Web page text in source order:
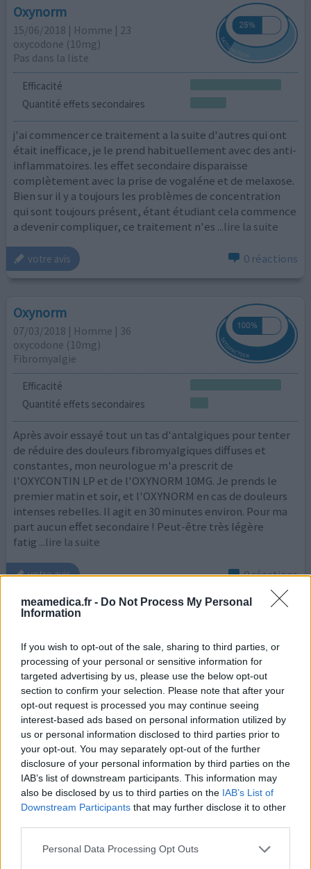
meamedica.fr - Do Not Process My Personal
Information
If you wish to opt-out of the sale, sharing to third parties, or
processing of your personal or sensitive information for
targeted advertising by us, please use the below opt-out
section to confirm your selection. Please note that after your
opt-out request is processed you may continue seeing
interest-based ads based on personal information utilized by
us or personal information disclosed to third parties prior to
your opt-out. You may separately opt-out of the further
disclosure of your personal information by third parties on the
IAB’s list of downstream participants. This information may
also be disclosed by us to third parties on the IAB’s List of
Downstream Participants that may further disclose it to other
Personal Data Processing Opt Outs
Oxynorm
15/06/2018 | Homme | 23
oxycodone (10mg)
Pas dans la liste
Efficacité
Quantité effets secondaires
j'ai commencer ce traitement a la suite d'autres qui ont
était inefficace, je le prend habituellement avec des anti-
inflammatoires. les effet secondaire disparaisse
complètement avec la prise de vogaléne et de melaxose.
Bien sur il y a toujours les problèmes de concentration
qui sont toujours présent, étant étudiant cela commence
a devenir compliquer, ce traitement n'es ...lire la suite
votre avis 0 réactions
Oxynorm
07/03/2018 | Homme | 36
oxycodone (10mg)
Fibromyalgie
Efficacité
Quantité effets secondaires
Après avoir essayé tout un tas d'antalgiques pour tenter
de réduire des douleurs fibromyalgiques diffuses et
constantes, mon neurologue m'a prescrit de
l'OXYCONTIN LP et de l'OXYNORM 10MG. Je prends le
premier matin et soir, et l'OXYNORM en cas de douleurs
intenses rebelles. Il agit en 30 minutes environ. Pour ma
part aucun effet secondaire ! Peut-être très légère
fatig ...lire la suite
votre avis 0 réactions
14/08/2017 | Homme | 36
oxycodone (10mg)
Pas dans la liste
Efficacité
Quantité effets secondaires
J'ai un abcès à une dent de sagesse, j'ai vu mon dentiste
qui m'a prescrit des anti-douleurs qui n'ont rien fait, je
suis donc allé en urgence chez le médecin qui m'a
prescrit d'autres antibio et de la morphine mais j'ai
toujours aussi mal !!! Rdv chez le stomato le 24 août
prochain pour 1er rdv avant extraction mais en attendant
je souffre et personne ne peut calmer mes
...lire la suite